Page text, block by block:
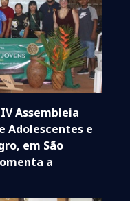
Assembleia
Adolescentes e
em São
a